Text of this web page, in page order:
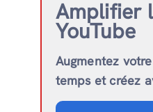
Amplifier
YouTube
Augmentez
temps et créez